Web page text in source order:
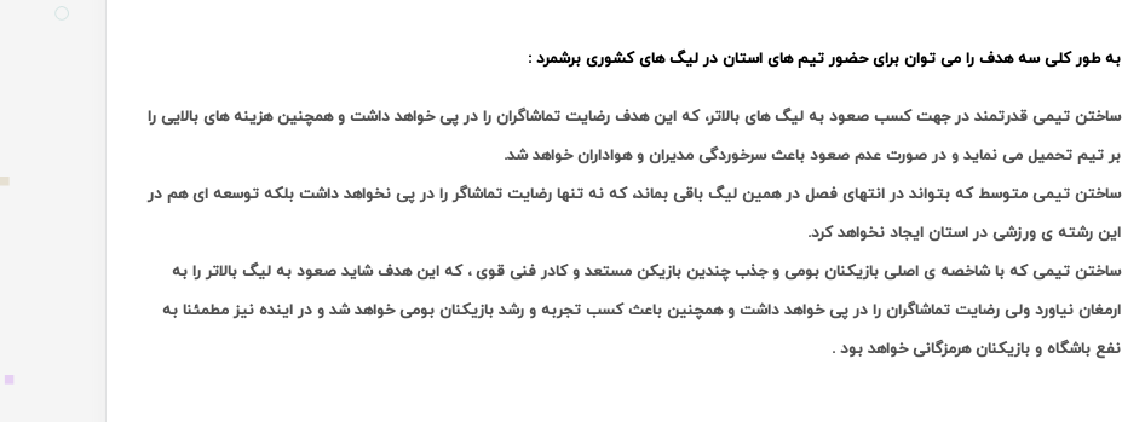
به طور کلی سه هدف را می توان برای حضور تیم های استان در لیگ های کشوری برشمرد :
ساختن تیمی قدرتمند در جهت کسب صعود به لیگ های بالاتر، که این هدف رضایت تماشاگران را در پی خواهد داشت و همچنین هزینه های بالایی را
بر تیم تحمیل می نماید و در صورت عدم صعود باعث سرخوردگی مدیران و هواداران خواهد شد.
ساختن تیمی متوسط که بتواند در انتهای فصل در همین لیگ باقی بماند، که نه تنها رضایت تماشاگر را در پی نخواهد داشت بلکه توسعه ای هم در
این رشته ی ورزشی در استان ایجاد نخواهد کرد.
ساختن تیمی که با شاخصه ی اصلی بازیکنان بومی و جذب چندین بازیکن مستعد و کادر فنی قوی ، که این هدف شاید صعود به لیگ بالاتر را به
ارمغان نیاورد ولی رضایت تماشاگران را در پی خواهد داشت و همچنین باعث کسب تجربه و رشد بازیکنان بومی خواهد شد و در اینده نیز مطمئنا به
نفع باشگاه و بازیکنان هرمزگانی خواهد بود .